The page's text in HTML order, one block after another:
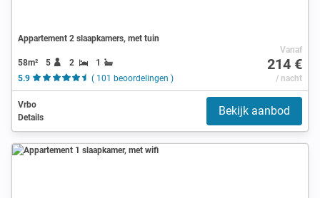
Appartement 2 slaapkamers, met tuin
58m² 5 2
1
5.9
( 101 beoordelingen )
Vanaf
214 €
/ nacht
Vrbo
Details
Bekijk aanbod